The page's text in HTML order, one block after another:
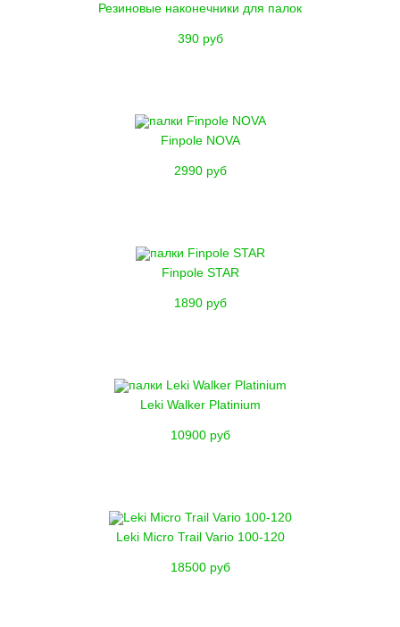
Резиновые наконечники для палок
390 руб
Finpole NOVA
2990 руб
Finpole STAR
1890 руб
Leki Walker Platinium
10900 руб
Leki Micro Trail Vario 100-120
18500 руб